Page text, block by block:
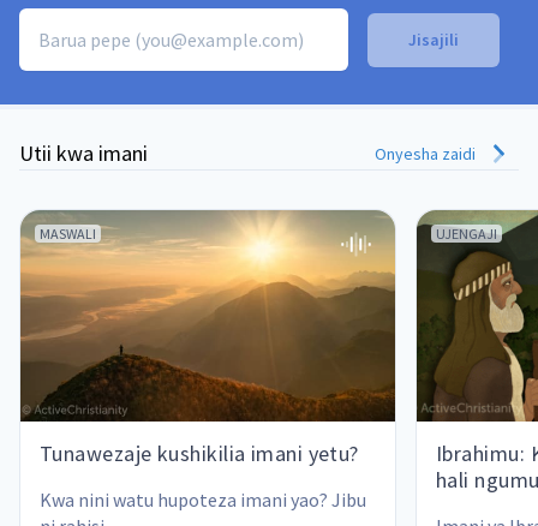
Utii kwa imani Onyesha zaidi
MASWALI
Tunawezaje kushikilia imani yetu?
Kwa nini watu hupoteza imani yao? Jibu
UJENGAJI
Ibrahimu:
hali